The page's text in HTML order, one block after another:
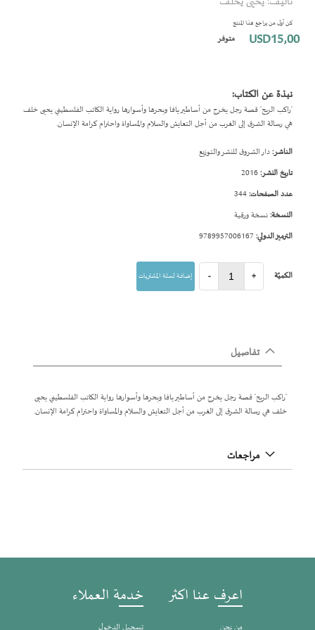
كن أول من يراجع هذا المنتج
USD15٫00 متوفر
نبذة عن الكتاب:
'راكب الريح' قصة رجل يخرج من أساطير يافا وبحرها وأسوارها رواية الكاتب الفلسطيني يحيى خلف
هي رسالة الشرق إلى الغرب من أجل التعايش والسلام والمساواة واحترام كرامة الإنسان.
الناشر:دار الشروق للنشر والتوزيع
تاريخ النشر:
عدد الصفحات:
النسخة:نسخة ورقية
الترميز الدولي:
الكميّة - + إضافة لسلة المشتريات
بداية
معرض
الصور
تفاصيل
'راكب الريح' قصة رجل يخرج من أساطير يافا وبحرها وأسوارها رواية الكاتب الفلسطيني يحيى
خلف هي رسالة الشرق إلى الغرب من أجل التعايش والسلام والمساواة واحترام كرامة الإنسان.
مراجعات
اعرف عنا اكثر خدمة العملاء